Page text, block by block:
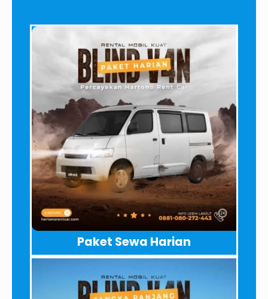
Paket Sewa Harian